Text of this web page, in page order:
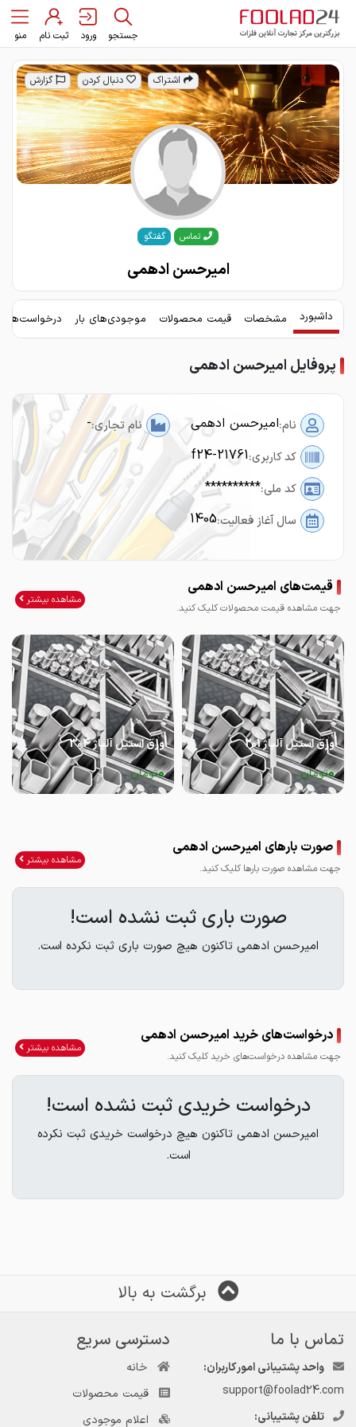
جستجو ورود ثبت نام منو
اشتراک دنبال کردن گزارش
تماس گفتگو
امیرحسن ادهمی
داشبورد مشخصات قیمت محصولات موجودی‌های بار
پروفایل امیرحسن ادهمی
نام:امیرحسن ادهمی نام تجاری:-
کد کاربری:f24-21761
کد ملی:**********
سال آغاز فعالیت:1405
قیمت‌های امیرحسن ادهمی
جهت مشاهده قیمت محصولات کلیک کنید.
مشاهده بیشتر
ورق استیل آلیاژ 201
0تومان
ورق استیل آلیاژ 304
0تومان
صورت بارهای امیرحسن ادهمی
جهت مشاهده صورت بارها کلیک کنید.
مشاهده بیشتر
صورت باری ثبت نشده است!
امیرحسن ادهمی تاکنون هیچ صورت باری ثبت نکرده است.
درخواست‌های خرید امیرحسن ادهمی
جهت مشاهده درخواست‌های خرید کلیک کنید.
مشاهده بیشتر
درخواست خریدی ثبت نشده است!
امیرحسن ادهمی تاکنون هیچ درخواست خریدی ثبت نکرده
است.
برگشت به بالا
تماس با ما
واحد پشتیبانی امور کاربران:
support@foolad24.com
تلفن پشتیبانی:
دسترسی سریع
خانه
قیمت محصولات
اعلام موجودی